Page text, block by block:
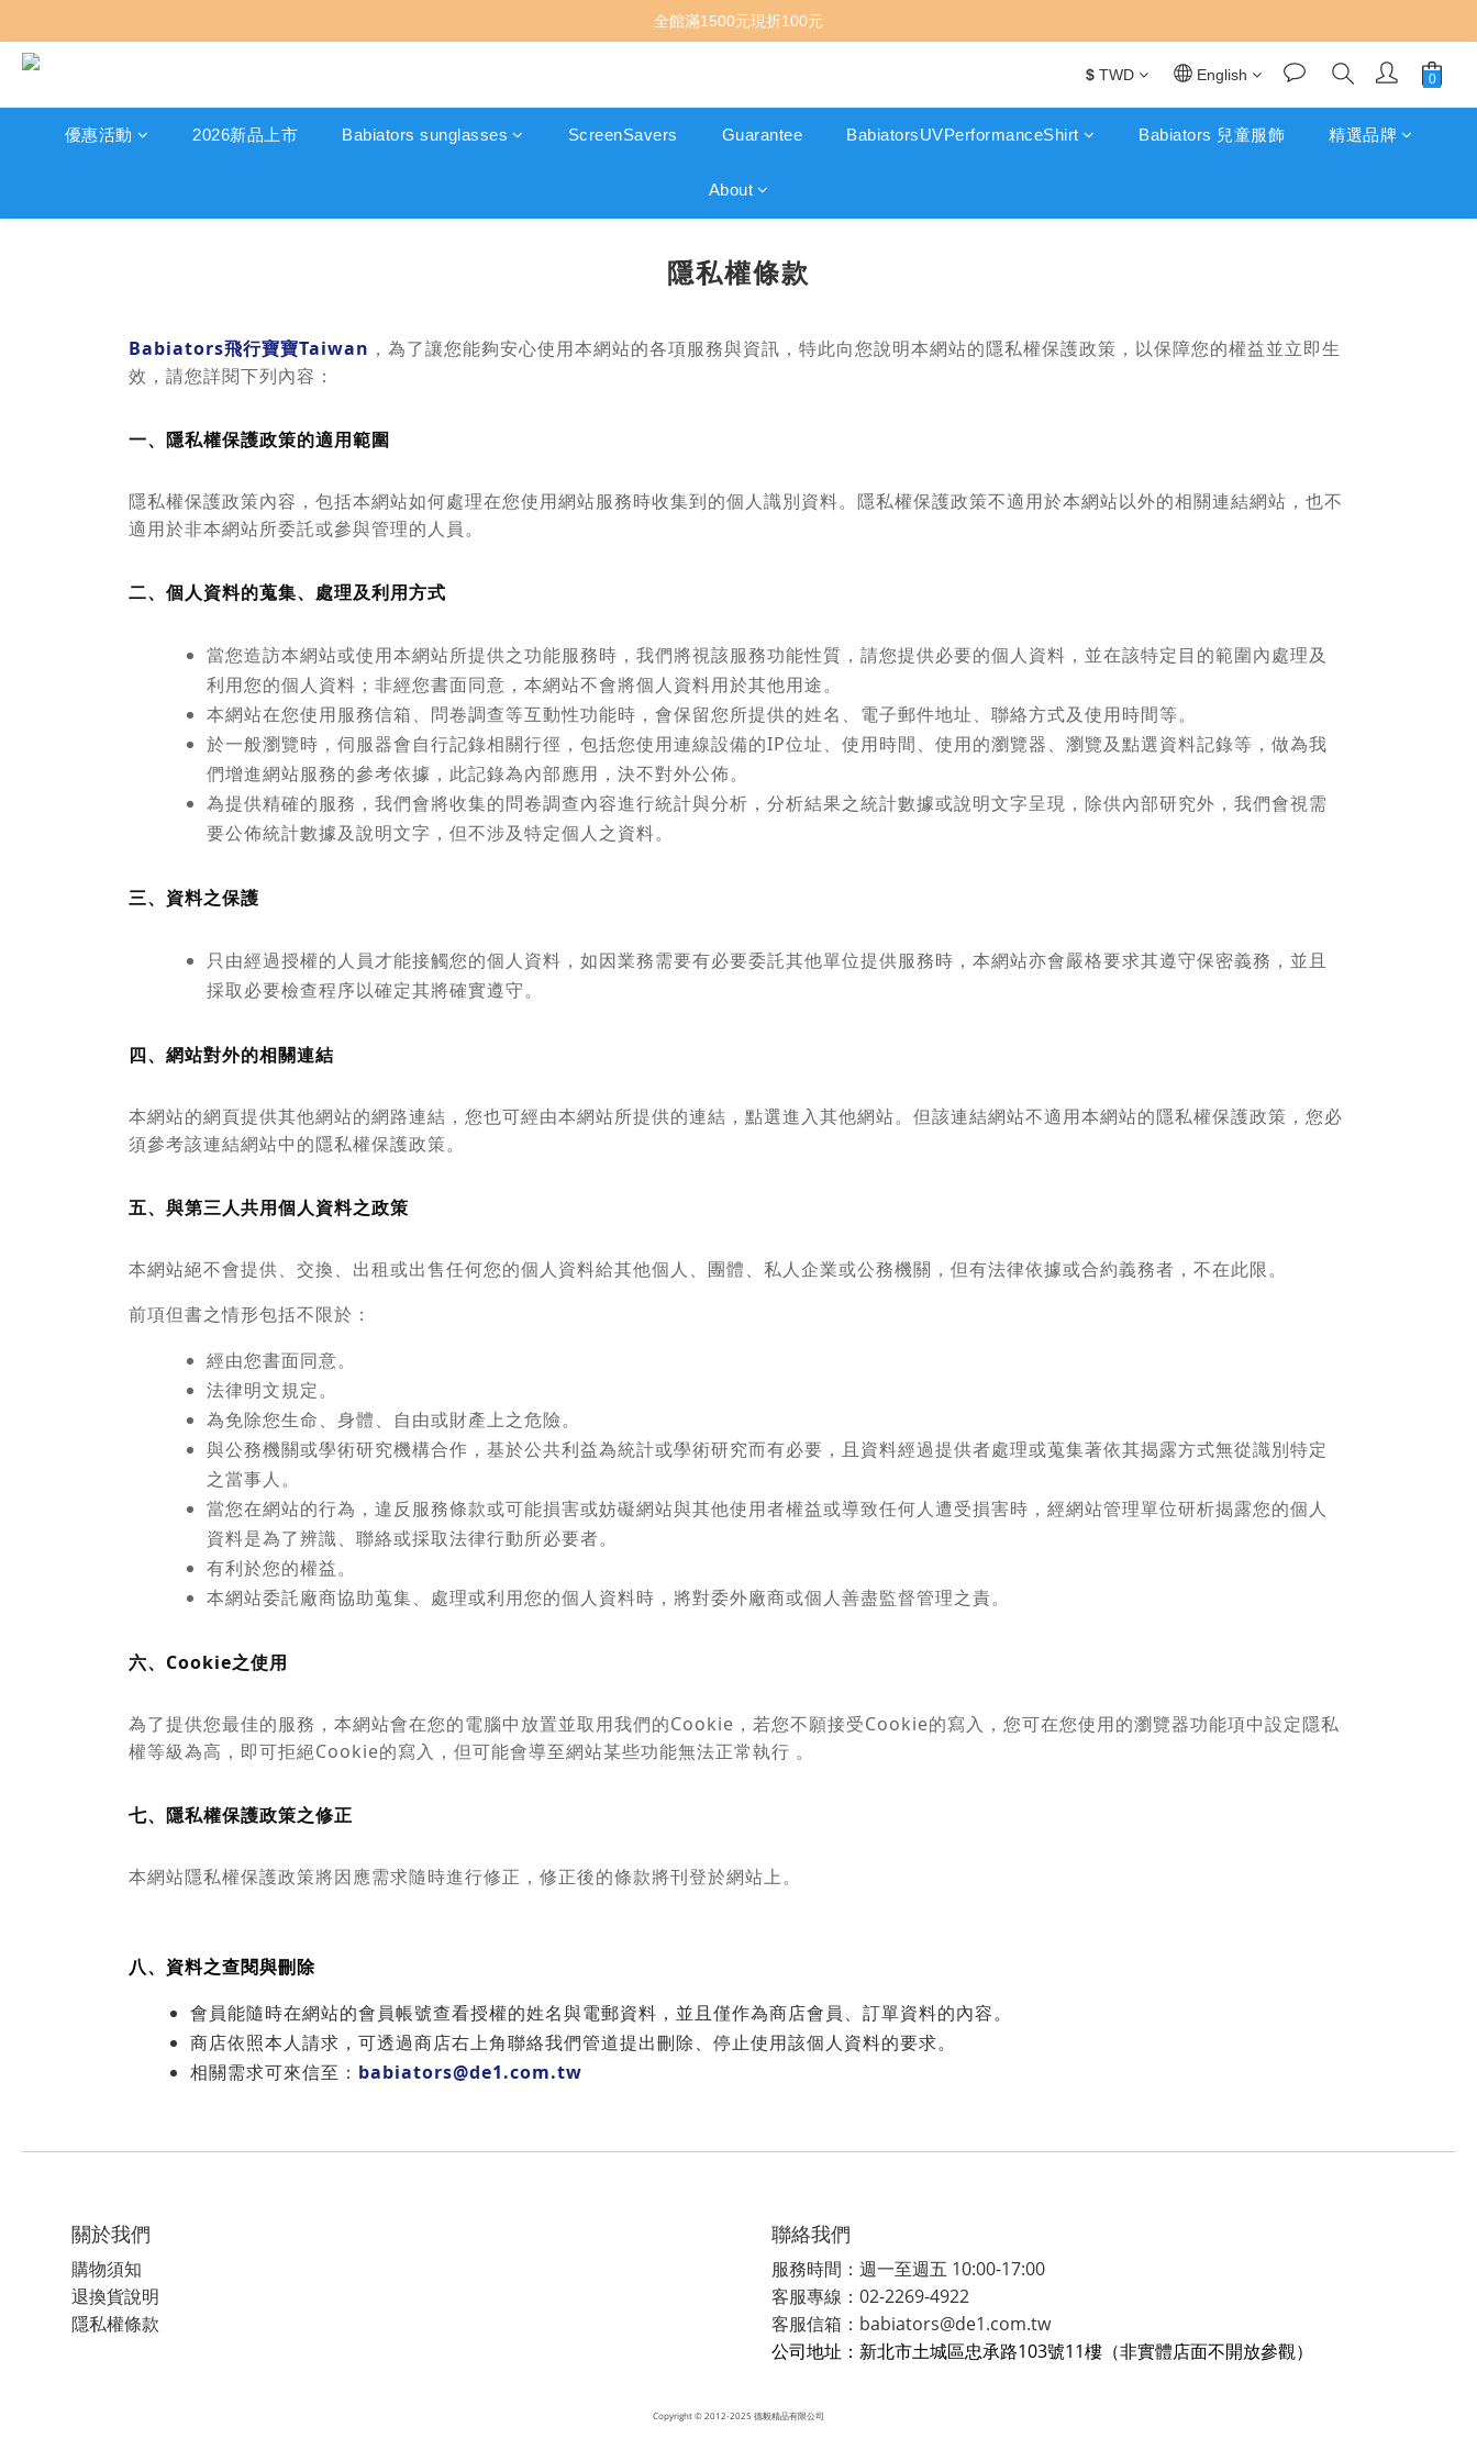
全館滿1500元現折100元
$ TWD English
優惠活動 2026新品上市 Babiators sunglasses ScreenSavers Guarantee BabiatorsUVPerformanceShirt Babiators 兒童服飾 精選品牌
About
隱私權條款
Babiators飛行寶寶Taiwan ，為了讓您能夠安心使用本網站的各項服務與資訊，特此向您說明本網站的隱私權保護政策，以保障您的權益並立即生
效，請您詳閱下列內容：
一、隱私權保護政策的適用範圍
隱私權保護政策內容，包括本網站如何處理在您使用網站服務時收集到的個人識別資料。隱私權保護政策不適用於本網站以外的相關連結網站，也不
適用於非本網站所委託或參與管理的人員。
二、個人資料的蒐集、處理及利用方式
當您造訪本網站或使用本網站所提供之功能服務時，我們將視該服務功能性質，請您提供必要的個人資料，並在該特定目的範圍內處理及
利用您的個人資料；非經您書面同意，本網站不會將個人資料用於其他用途。
本網站在您使用服務信箱、問卷調查等互動性功能時，會保留您所提供的姓名、電子郵件地址、聯絡方式及使用時間等。
於一般瀏覽時，伺服器會自行記錄相關行徑，包括您使用連線設備的IP位址、使用時間、使用的瀏覽器、瀏覽及點選資料記錄等，做為我
們增進網站服務的參考依據，此記錄為內部應用，決不對外公佈。
為提供精確的服務，我們會將收集的問卷調查內容進行統計與分析，分析結果之統計數據或說明文字呈現，除供內部研究外，我們會視需
要公佈統計數據及說明文字，但不涉及特定個人之資料。
三、資料之保護
只由經過授權的人員才能接觸您的個人資料，如因業務需要有必要委託其他單位提供服務時，本網站亦會嚴格要求其遵守保密義務，並且
採取必要檢查程序以確定其將確實遵守。
四、網站對外的相關連結
本網站的網頁提供其他網站的網路連結，您也可經由本網站所提供的連結，點選進入其他網站。但該連結網站不適用本網站的隱私權保護政策，您必
須參考該連結網站中的隱私權保護政策。
五、與第三人共用個人資料之政策
本網站絕不會提供、交換、出租或出售任何您的個人資料給其他個人、團體、私人企業或公務機關，但有法律依據或合約義務者，不在此限。
前項但書之情形包括不限於：
經由您書面同意。
法律明文規定。
為免除您生命、身體、自由或財產上之危險。
與公務機關或學術研究機構合作，基於公共利益為統計或學術研究而有必要，且資料經過提供者處理或蒐集著依其揭露方式無從識別特定
之當事人。
當您在網站的行為，違反服務條款或可能損害或妨礙網站與其他使用者權益或導致任何人遭受損害時，經網站管理單位研析揭露您的個人
資料是為了辨識、聯絡或採取法律行動所必要者。
有利於您的權益。
本網站委託廠商協助蒐集、處理或利用您的個人資料時，將對委外廠商或個人善盡監督管理之責。
六、Cookie之使用
為了提供您最佳的服務，本網站會在您的電腦中放置並取用我們的Cookie，若您不願接受Cookie的寫入，您可在您使用的瀏覽器功能項中設定隱私
權等級為高，即可拒絕Cookie的寫入，但可能會導至網站某些功能無法正常執行 。
七、隱私權保護政策之修正
本網站隱私權保護政策將因應需求隨時進行修正，修正後的條款將刊登於網站上。
八、資料之查閱與刪除
會員能隨時在網站的會員帳號查看授權的姓名與電郵資料，並且僅作為商店會員、訂單資料的內容。
商店依照本人請求，可透過商店右上角聯絡我們管道提出刪除、停止使用該個人資料的要求。
相關需求可來信至： babiators@de1.com.tw
關於我們
購物須知
退換貨說明
隱私權條款
聯絡我們
服務時間：週一至週五 10:00-17:00
客服專線：02-2269-4922
客服信箱：babiators@de1.com.tw
公司地址：新北市土城區忠承路103號11樓（非實體店面不開放參觀）
Copyright© 2012-2025 德毅精品有限公司